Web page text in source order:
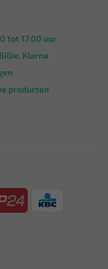
tot 17:00 uur
Klarna
producten